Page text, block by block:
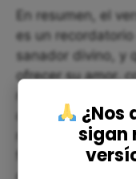
En resumen, el
es un
sanador divino, y
ofrecer su amor,
nos enseña la
confiar en Su
necesitamos.
fuente de
¿Nos
sigan